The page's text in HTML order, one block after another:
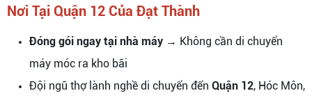
Nơi Tại Quận 12 Của Đạt Thành
Đóng gói ngay tại nhà máy → Không cần di chuyển
máy móc ra kho bãi
Đội ngũ thợ lành nghề di chuyển đến Quận 12, Hóc Môn,